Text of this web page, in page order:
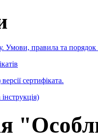
Умови, правила та порядок
сертифіката.